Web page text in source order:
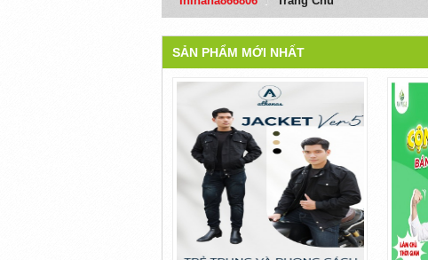
SẢN PHẨM MỚI NHẤT